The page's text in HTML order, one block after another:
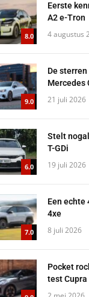
8.0
Eerste
A2 e-Tron
4 augustus
9.0
De
Mercedes
21 juli 2026
6.0
Stelt
T-GDi
19 juli 2026
7.0
Een echte
4xe
8 juli 2026
Pocket
test Cupra